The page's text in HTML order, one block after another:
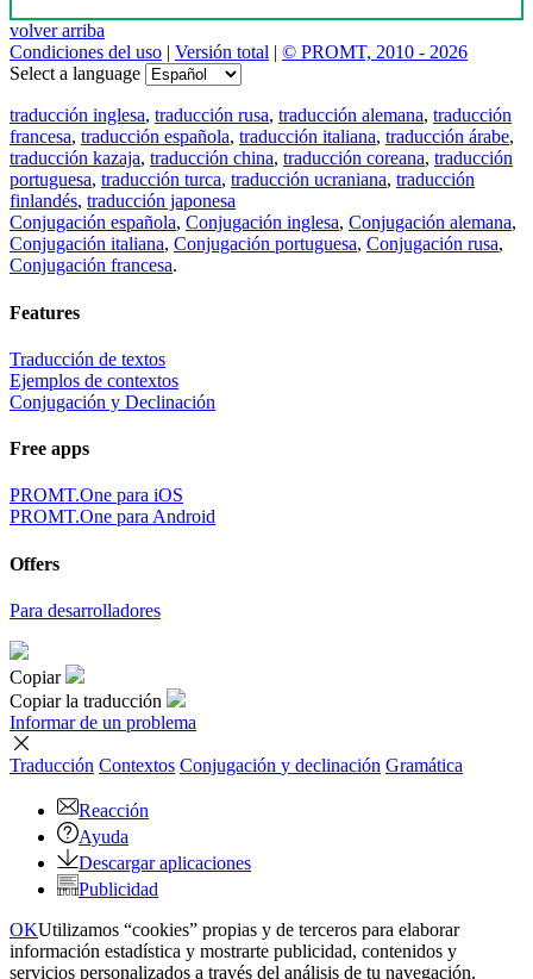
volver arriba
Condiciones del uso | Versión total | © PROMT, 2010 - 2026
Select a language
traducción inglesa, traducción rusa, traducción alemana, traducción
francesa, traducción española, traducción italiana, traducción árabe,
traducción kazaja, traducción china, traducción coreana, traducción
portuguesa, traducción turca, traducción ucraniana, traducción
finlandés, traducción japonesa
Conjugación española, Conjugación inglesa, Conjugación alemana,
Conjugación italiana, Conjugación portuguesa, Conjugación rusa,
Conjugación francesa.
Features
Traducción de textos
Ejemplos de contextos
Conjugación y Declinación
Free apps
PROMT.One para iOS
PROMT.One para Android
Offers
Para desarrolladores
Copiar
Copiar la traducción
Informar de un problema
Traducción Contextos Conjugación y declinación Gramática
Reacción
Ayuda
Descargar aplicaciones
Publicidad
OKUtilizamos “cookies” propias y de terceros para elaborar
información estadística y mostrarte publicidad, contenidos y
servicios personalizados a través del análisis de tu navegación.